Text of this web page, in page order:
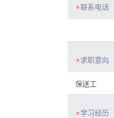
联系电话
求职意向
学习经历